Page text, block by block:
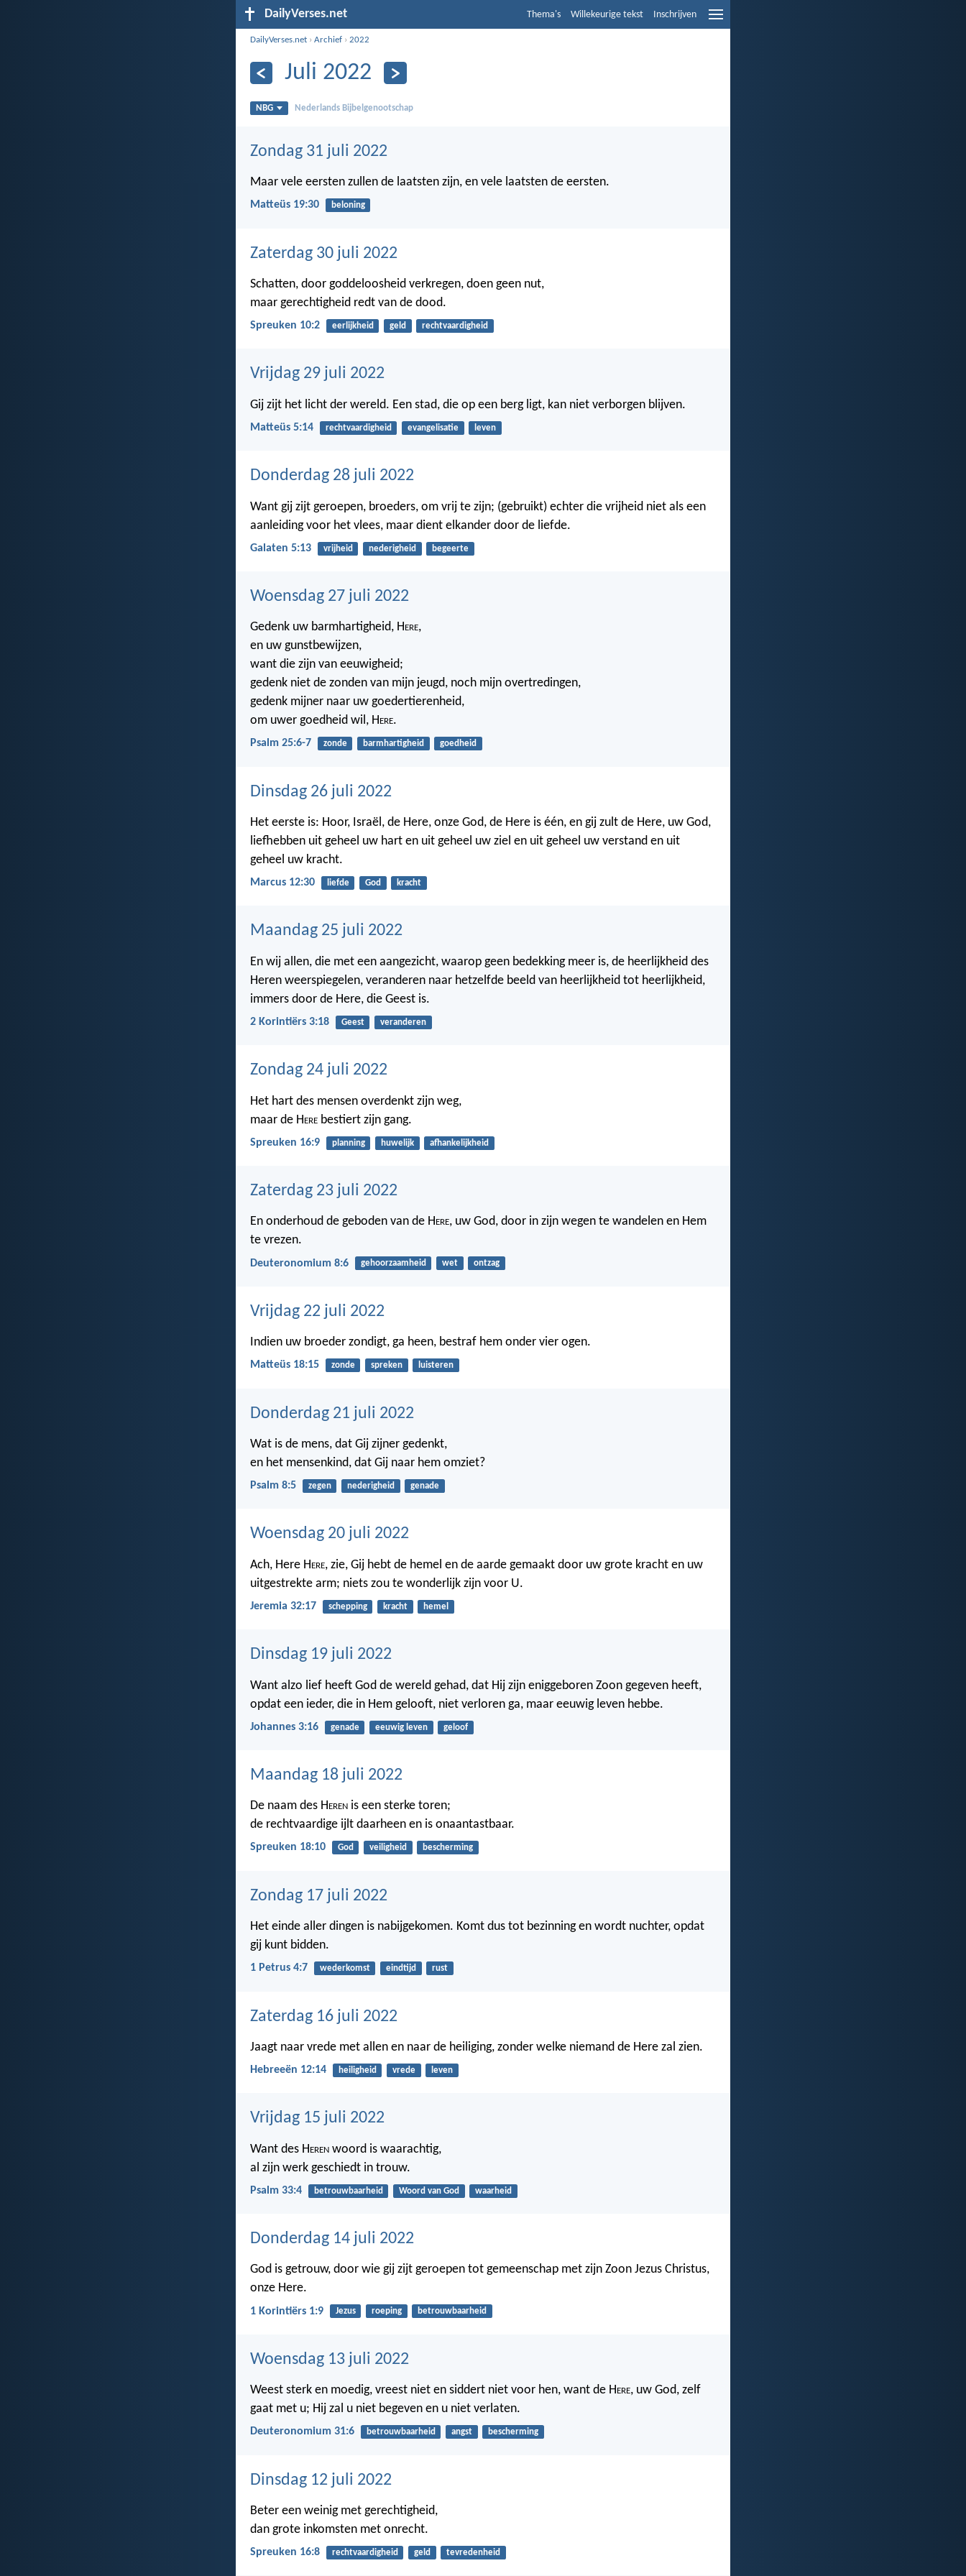
DailyVerses.net Thema's Willekeurige tekst Inschrijven
DailyVerses.net ›Archief ›2022
Juli 2022
NBG Nederlands Bijbelgenootschap
Zondag 31 juli 2022
Maar vele eersten zullen de laatsten zijn, en vele laatsten de eersten.
Matteüs 19:30 beloning
Zaterdag 30 juli 2022
Schatten, door goddeloosheid verkregen, doen geen nut,
maar gerechtigheid redt van de dood.
Spreuken 10:2 eerlijkheid geld rechtvaardigheid
Vrijdag 29 juli 2022
Gij zijt het licht der wereld. Een stad, die op een berg ligt, kan niet verborgen blijven.
Matteüs 5:14 rechtvaardigheid evangelisatie leven
Donderdag 28 juli 2022
Want gij zijt geroepen, broeders, om vrij te zijn; (gebruikt) echter die vrijheid niet als een
aanleiding voor het vlees, maar dient elkander door de liefde.
Galaten 5:13 vrijheid nederigheid begeerte
Woensdag 27 juli 2022
Gedenk uw barmhartigheid, Here,
en uw gunstbewijzen,
want die zijn van eeuwigheid;
gedenk niet de zonden van mijn jeugd, noch mijn overtredingen,
gedenk mijner naar uw goedertierenheid,
om uwer goedheid wil, Here.
Psalm 25:6-7 zonde barmhartigheid goedheid
Dinsdag 26 juli 2022
Het eerste is: Hoor, Israël, de Here, onze God, de Here is één, en gij zult de Here, uw God,
liefhebben uit geheel uw hart en uit geheel uw ziel en uit geheel uw verstand en uit
geheel uw kracht.
Marcus 12:30 liefde God kracht
Maandag 25 juli 2022
En wij allen, die met een aangezicht, waarop geen bedekking meer is, de heerlijkheid des
Heren weerspiegelen, veranderen naar hetzelfde beeld van heerlijkheid tot heerlijkheid,
immers door de Here, die Geest is.
2 Korintiërs 3:18 Geest veranderen
Zondag 24 juli 2022
Het hart des mensen overdenkt zijn weg,
maar de Here bestiert zijn gang.
Spreuken 16:9 planning huwelijk afhankelijkheid
Zaterdag 23 juli 2022
En onderhoud de geboden van de Here, uw God, door in zijn wegen te wandelen en Hem
te vrezen.
Deuteronomium 8:6 gehoorzaamheid wet ontzag
Vrijdag 22 juli 2022
Indien uw broeder zondigt, ga heen, bestraf hem onder vier ogen.
Matteüs 18:15 zonde spreken luisteren
Donderdag 21 juli 2022
Wat is de mens, dat Gij zijner gedenkt,
en het mensenkind, dat Gij naar hem omziet?
Psalm 8:5 zegen nederigheid genade
Woensdag 20 juli 2022
Ach, Here Here, zie, Gij hebt de hemel en de aarde gemaakt door uw grote kracht en uw
uitgestrekte arm; niets zou te wonderlijk zijn voor U.
Jeremia 32:17 schepping kracht hemel
Dinsdag 19 juli 2022
Want alzo lief heeft God de wereld gehad, dat Hij zijn eniggeboren Zoon gegeven heeft,
opdat een ieder, die in Hem gelooft, niet verloren ga, maar eeuwig leven hebbe.
Johannes 3:16 genade eeuwig leven geloof
Maandag 18 juli 2022
De naam des Heren is een sterke toren;
de rechtvaardige ijlt daarheen en is onaantastbaar.
Spreuken 18:10 God veiligheid bescherming
Zondag 17 juli 2022
Het einde aller dingen is nabijgekomen. Komt dus tot bezinning en wordt nuchter, opdat
gij kunt bidden.
1 Petrus 4:7 wederkomst eindtijd rust
Zaterdag 16 juli 2022
Jaagt naar vrede met allen en naar de heiliging, zonder welke niemand de Here zal zien.
Hebreeën 12:14 heiligheid vrede leven
Vrijdag 15 juli 2022
Want des Heren woord is waarachtig,
al zijn werk geschiedt in trouw.
Psalm 33:4 betrouwbaarheid Woord van God waarheid
Donderdag 14 juli 2022
God is getrouw, door wie gij zijt geroepen tot gemeenschap met zijn Zoon Jezus Christus,
onze Here.
1 Korintiërs 1:9 Jezus roeping betrouwbaarheid
Woensdag 13 juli 2022
Weest sterk en moedig, vreest niet en siddert niet voor hen, want de Here, uw God, zelf
gaat met u; Hij zal u niet begeven en u niet verlaten.
Deuteronomium 31:6 betrouwbaarheid angst bescherming
Dinsdag 12 juli 2022
Beter een weinig met gerechtigheid,
dan grote inkomsten met onrecht.
Spreuken 16:8 rechtvaardigheid geld tevredenheid